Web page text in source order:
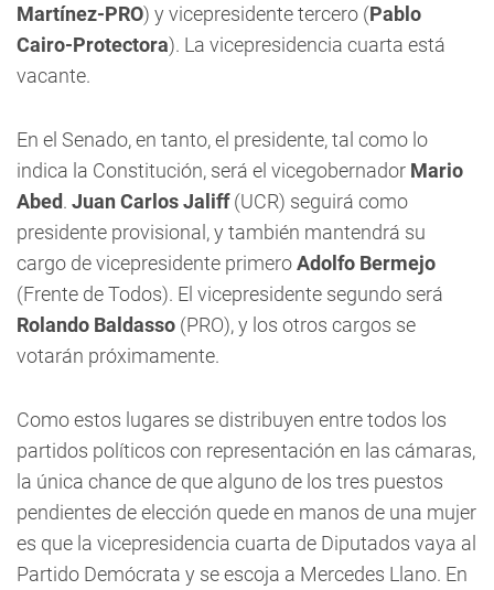
Martínez-PRO) y vicepresidente tercero (Pablo
Cairo-Protectora). La vicepresidencia cuarta está
vacante.
En el Senado, en tanto, el presidente, tal como lo
indica la Constitución, será el vicegobernador Mario
Abed. Juan Carlos Jaliff(UCR) seguirá como
presidente provisional, y también mantendrá su
cargo de vicepresidente primeroAdolfo Bermejo
(Frente de Todos). El vicepresidente segundo será
Rolando Baldasso (PRO), y los otros cargos se
votarán próximamente.
Como estos lugares se distribuyen entre todos los
partidos políticos con representación en las cámaras,
la única chance de que alguno de los tres puestos
pendientes de elección quede en manos de una mujer
es que la vicepresidencia cuarta de Diputados vaya al
Partido Demócrata y se escoja a Mercedes Llano. En